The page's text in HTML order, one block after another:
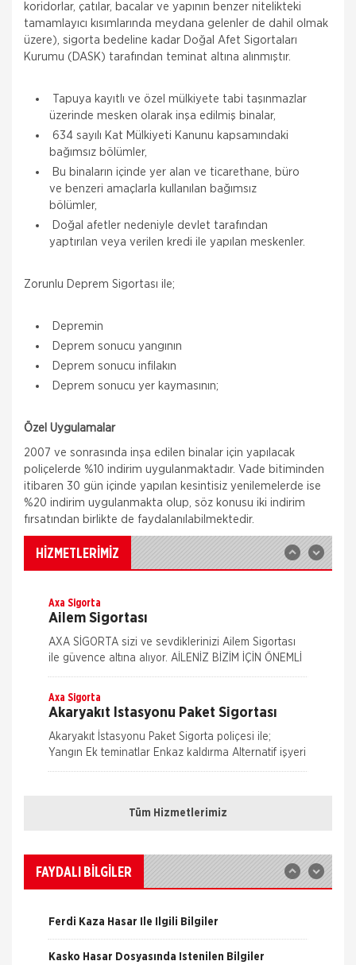
koridorlar, çatılar, bacalar ve yapının benzer nitelikteki
tamamlayıcı kısımlarında meydana gelenler de dahil olmak
üzere), sigorta bedeline kadar Doğal Afet Sigortaları
Kurumu (DASK) tarafından teminat altına alınmıştır.
Tapuya kayıtlı ve özel mülkiyete tabi taşınmazlar
üzerinde mesken olarak inşa edilmiş binalar,
634 sayılı Kat Mülkiyeti Kanunu kapsamındaki
bağımsız bölümler,
Bu binaların içinde yer alan ve ticarethane, büro
ve benzeri amaçlarla kullanılan bağımsız
bölümler,
Doğal afetler nedeniyle devlet tarafından
yaptırılan veya verilen kredi ile yapılan meskenler.
Zorunlu Deprem Sigortası ile;
Depremin
Deprem sonucu yangının
Deprem sonucu infilakın
Deprem sonucu yer kaymasının;
Özel Uygulamalar
2007 ve sonrasında inşa edilen binalar için yapılacak
poliçelerde %10 indirim uygulanmaktadır. Vade bitiminden
itibaren 30 gün içinde yapılan kesintisiz yenilemelerde ise
%20 indirim uygulanmakta olup, söz konusu iki indirim
fırsatından birlikte de faydalanılabilmektedir.
HİZMETLERİMİZ
Zorunlu Deprem Sigortası
Zorunlu Deprem Sigortası depremin, deprem
sonucu yangın, infilak, tsunami ve yer kaymasının
sigortalı binalarda neden olacağı hasarlara karşı
güvence sağlar. Teminatı Doğal Afetler
Aksigorta
İş Yeri Sigortası
İş yeri Paket Sigortası siz iş yeri sahipleri
düşünülerek mümkün olan tüm riskleri en ekonomik
Axa Sigorta
Ailem Sigortası
AXA SİGORTA sizi ve sevdiklerinizi Ailem Sigortası
ile güvence altına alıyor. AİLENİZ BİZİM İÇİN ÖNEMLİ
AXA SİGORTA sizi ve/veya ailenizi, ferdi kaza
Axa Sigorta
Akaryakıt İstasyonu Paket Sigortası
Akaryakıt İstasyonu Paket Sigorta poliçesi ile;
Yangın Ek teminatlar Enkaz kaldırma Alternatif işyeri
masrafları İş durması Cam kırılması Grev, lokavt, halk
Eczanem Paket Sigortası
veya üzerinde bulunan her çeşit sabit tesisat, bina
iç
Axa Sigorta
Mavi Kasko Sigortası Kapsamı Mavi Kasko Sigorta
poliçeniz; çarpma, devrilme, yanma, çalınma, gibi
zararlar karşısında aracınızı güvence altına alıyor.
Tüm Hizmetlerimiz
FAYDALI BİLGİLER
ONLİNE Dask Prim Hesaplama
Trafik Hasarı için Gerekli Bilgiler
Yangın Hasarı ile ilgili Bilgiler
Ferdi Kaza Hasar İle İlgili Bilgiler
Kasko Hasar Dosyasında İstenilen Bilgiler